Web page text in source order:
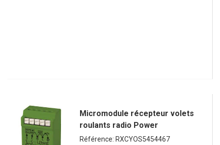
Micromodule récepteur volets
roulants radio Power
Référence: RXCYOS5454467